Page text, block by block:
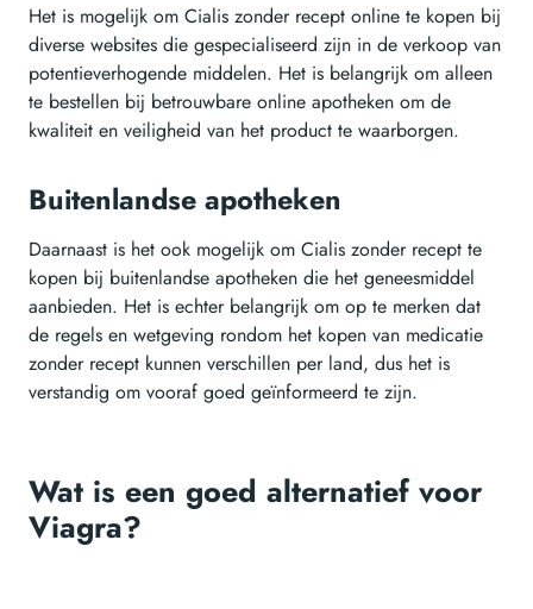
Het is mogelijk om Cialis zonder recept online te kopen bij
diverse websites die gespecialiseerd zijn in de verkoop van
potentieverhogende middelen. Het is belangrijk om alleen
te bestellen bij betrouwbare online apotheken om de
kwaliteit en veiligheid van het product te waarborgen.
Buitenlandse apotheken
Daarnaast is het ook mogelijk om Cialis zonder recept te
kopen bij buitenlandse apotheken die het geneesmiddel
aanbieden. Het is echter belangrijk om op te merken dat
de regels en wetgeving rondom het kopen van medicatie
zonder recept kunnen verschillen per land, dus het is
verstandig om vooraf goed geïnformeerd te zijn.
Wat is een goed alternatief voor
Viagra?